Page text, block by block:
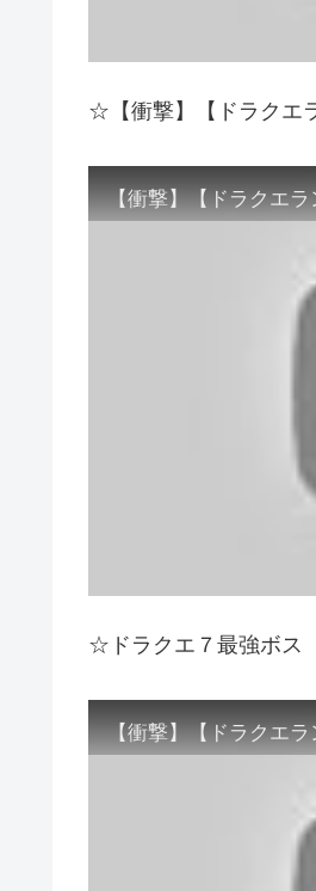
☆【衝撃】【ドラクエ
【衝撃】【ドラクエ
☆ドラクエ７最強ボス